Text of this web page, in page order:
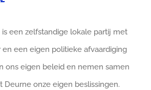
is een zelfstandige lokale partij met
een eigen politieke afvaardiging
ons eigen beleid en nemen samen
Deurne onze eigen beslissingen.